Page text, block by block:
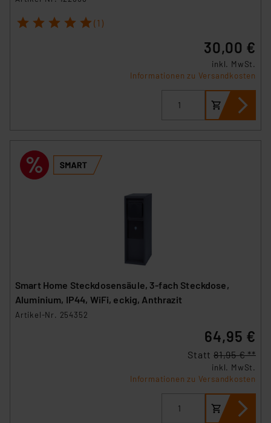
1 2 3 4 5 (1)
30,00 €
inkl. MwSt.
Informationen zu Versandkosten
Smart Home Steckdosensäule, 3-fach Steckdose,
Aluminium, IP44, WiFi, eckig, Anthrazit
Artikel-Nr. 254352
64,95 €
Statt 81,95 € **
inkl. MwSt.
Informationen zu Versandkosten